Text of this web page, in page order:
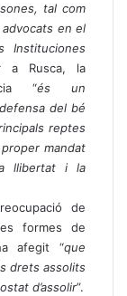
tal com
en el
Instituciones
a Rusca, la
“és un
del bé
reptes
mandat
llibertat i la
de
formes de
afegit “que
drets assolits
d’assolir”.